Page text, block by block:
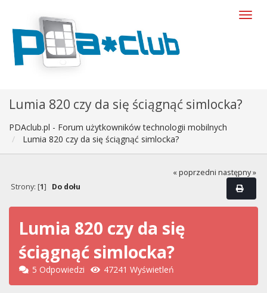
Lumia 820 czy da się ściągnąć simlocka?
PDAclub.pl - Forum użytkowników technologii mobilnych
Lumia 820 czy da się ściągnąć simlocka?
« poprzedni następny »
Strony: [1] Do dołu
Lumia 820 czy da się
ściągnąć simlocka?
5 Odpowiedzi 47241 Wyświetleń